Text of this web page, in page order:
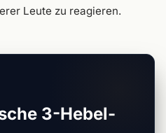
Leute zu reagieren.
3-Hebel-